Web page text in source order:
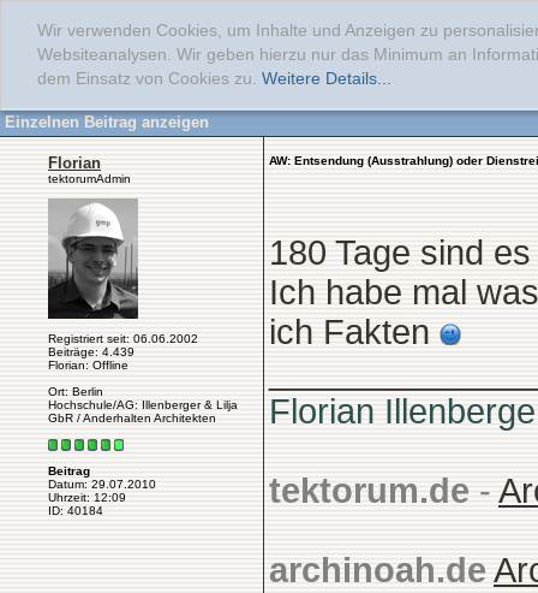
Wir verwenden Cookies, um Inhalte und Anzeigen zu
Websiteanalysen. Wir geben hierzu nur das Minimum an
dem Einsatz von Cookies zu. Weitere Details...
Einzelnen Beitrag anzeigen
Florian
tektorumAdmin
Registriert seit: 06.06.2002
Beiträge: 4.439
Florian: Offline
Ort: Berlin
Hochschule/AG: Illenberger & Lilja
GbR / Anderhalten Architekten
Beitrag
Datum: 29.07.2010
Uhrzeit: 12:09
ID: 40184
AW: Entsendung (Ausstrahlung) oder
180 Tage sind
Ich habe mal
ich Fakten
Florian
tektorum.de -
archinoah.de